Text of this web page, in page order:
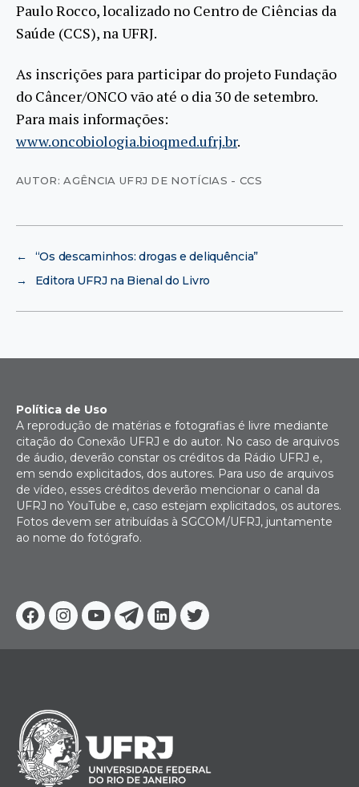
Paulo Rocco, localizado no Centro de Ciências da
Saúde (CCS), na UFRJ.
As inscrições para participar do projeto Fundação
do Câncer/ONCO vão até o dia 30 de setembro.
Para mais informações:
www.oncobiologia.bioqmed.ufrj.br.
AUTOR: AGÊNCIA UFRJ DE NOTÍCIAS - CCS
←
“Os descaminhos: drogas e deliquência”
→
Editora UFRJ na Bienal do Livro
Facebook
Instagram
YoutubeTelegram
Linkedin
Twitter
Política de Uso
A reprodução de matérias e fotografias é livre mediante
citação do Conexão UFRJ e do autor. No caso de arquivos
de áudio, deverão constar os créditos da Rádio UFRJ e,
em sendo explicitados, dos autores. Para uso de arquivos
de vídeo, esses créditos deverão mencionar o canal da
UFRJ no YouTube e, caso estejam explicitados, os autores.
Fotos devem ser atribuídas à SGCOM/UFRJ, juntamente
ao nome do fotógrafo.